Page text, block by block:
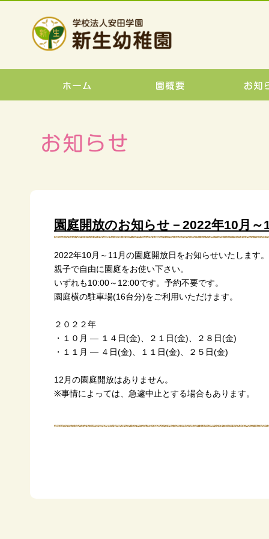
園庭開放のお知らせ－2022年10月～
2022年10月～11月の園庭開放日をお知らせいたします。
親子で自由に園庭をお使い下さい。
いずれも10:00～12:00です。予約不要です。
園庭横の駐車場(16台分)をご利用いただけます。
２０２２年
・１０月 — １４日(金)、２１日(金)、２８日(金)
・１１月 — ４日(金)、１１日(金)、２５日(金)
12月の園庭開放はありません。
※事情によっては、急遽中止とする場合もあります。